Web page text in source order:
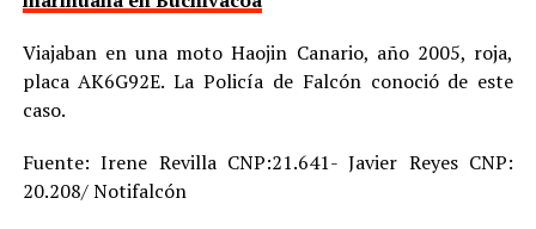
Viajaban en una moto Haojin Canario, año 2005, roja,
placa AK6G92E. La Policía de Falcón conoció de este
caso.
Fuente: Irene Revilla CNP:21.641- Javier Reyes CNP:
20.208/ Notifalcón